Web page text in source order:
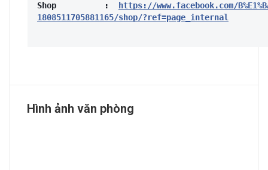
Shop          :
https://www.facebook.com/
1808511705881165/shop/?ref=page_internal
Hình ảnh văn phòng